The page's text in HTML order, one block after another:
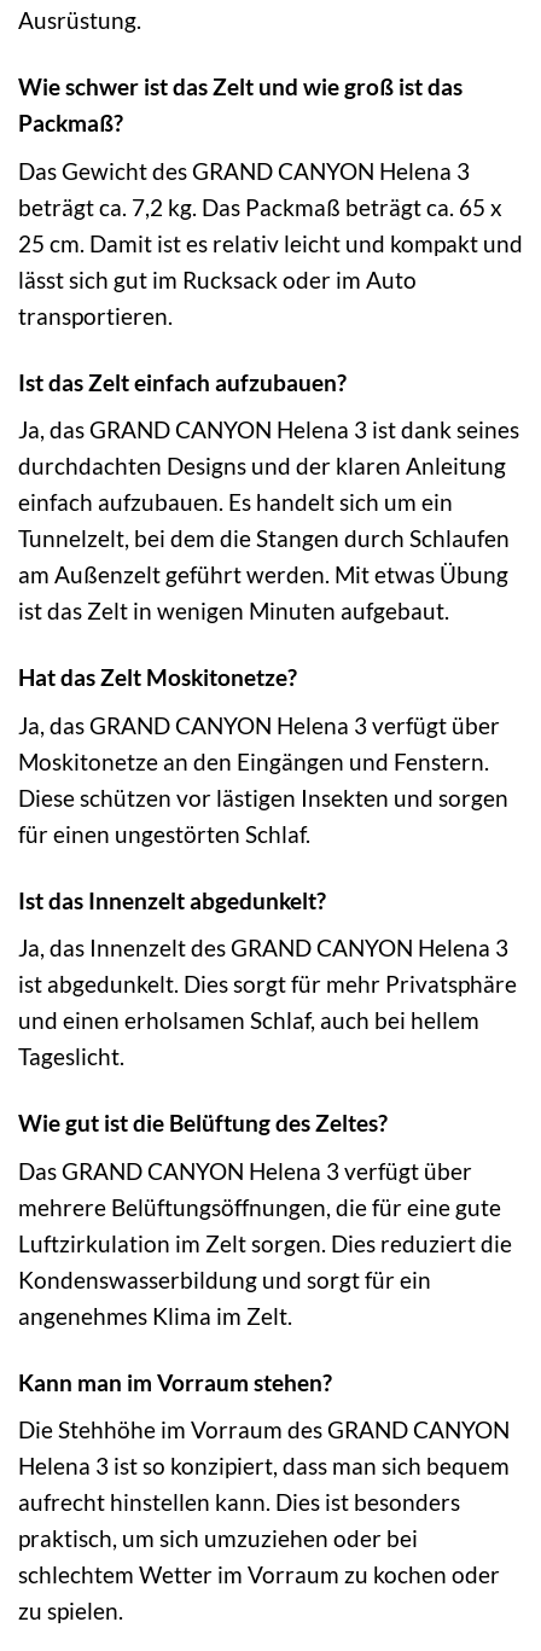
Ausrüstung.
Wie schwer ist das Zelt und wie groß ist das
Packmaß?
Das Gewicht des GRAND CANYON Helena 3
beträgt ca. 7,2 kg. Das Packmaß beträgt ca. 65 x
25 cm. Damit ist es relativ leicht und kompakt und
lässt sich gut im Rucksack oder im Auto
transportieren.
Ist das Zelt einfach aufzubauen?
Ja, das GRAND CANYON Helena 3 ist dank seines
durchdachten Designs und der klaren Anleitung
einfach aufzubauen. Es handelt sich um ein
Tunnelzelt, bei dem die Stangen durch Schlaufen
am Außenzelt geführt werden. Mit etwas Übung
ist das Zelt in wenigen Minuten aufgebaut.
Hat das Zelt Moskitonetze?
Ja, das GRAND CANYON Helena 3 verfügt über
Moskitonetze an den Eingängen und Fenstern.
Diese schützen vor lästigen Insekten und sorgen
für einen ungestörten Schlaf.
Ist das Innenzelt abgedunkelt?
Ja, das Innenzelt des GRAND CANYON Helena 3
ist abgedunkelt. Dies sorgt für mehr Privatsphäre
und einen erholsamen Schlaf, auch bei hellem
Tageslicht.
Wie gut ist die Belüftung des Zeltes?
Das GRAND CANYON Helena 3 verfügt über
mehrere Belüftungsöffnungen, die für eine gute
Luftzirkulation im Zelt sorgen. Dies reduziert die
Kondenswasserbildung und sorgt für ein
angenehmes Klima im Zelt.
Kann man im Vorraum stehen?
Die Stehhöhe im Vorraum des GRAND CANYON
Helena 3 ist so konzipiert, dass man sich bequem
aufrecht hinstellen kann. Dies ist besonders
praktisch, um sich umzuziehen oder bei
schlechtem Wetter im Vorraum zu kochen oder
zu spielen.